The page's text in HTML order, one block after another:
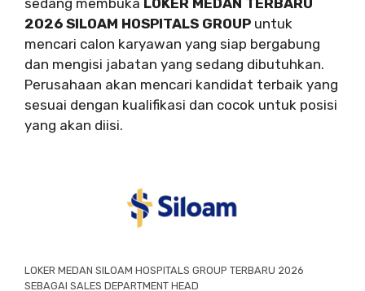
sedang membuka LOKER MEDAN TERBARU
2026 SILOAM HOSPITALS GROUP untuk
mencari calon karyawan yang siap bergabung
dan mengisi jabatan yang sedang dibutuhkan.
Perusahaan akan mencari kandidat terbaik yang
sesuai dengan kualifikasi dan cocok untuk posisi
yang akan diisi.
LOKER MEDAN SILOAM HOSPITALS GROUP TERBARU 2026
SEBAGAI SALES DEPARTMENT HEAD